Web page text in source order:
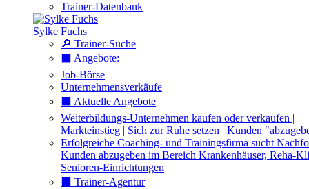
Trainer-Datenbank
Sylke Fuchs
🔎 Trainer-Suche
⬛️ Angebote:
Job-Börse
Unternehmensverkäufe
⬛️ Aktuelle Angebote
Weiterbildungs-Unternehmen kaufen oder verkaufen |
Markteinstieg | Sich zur Ruhe setzen | Kunden
Erfolgreiche Coaching- und Trainingsfirma sucht
Kunden abzugeben im Bereich Krankenhäuser, Reha-
Senioren-Einrichtungen
⬛️ Trainer-Agentur